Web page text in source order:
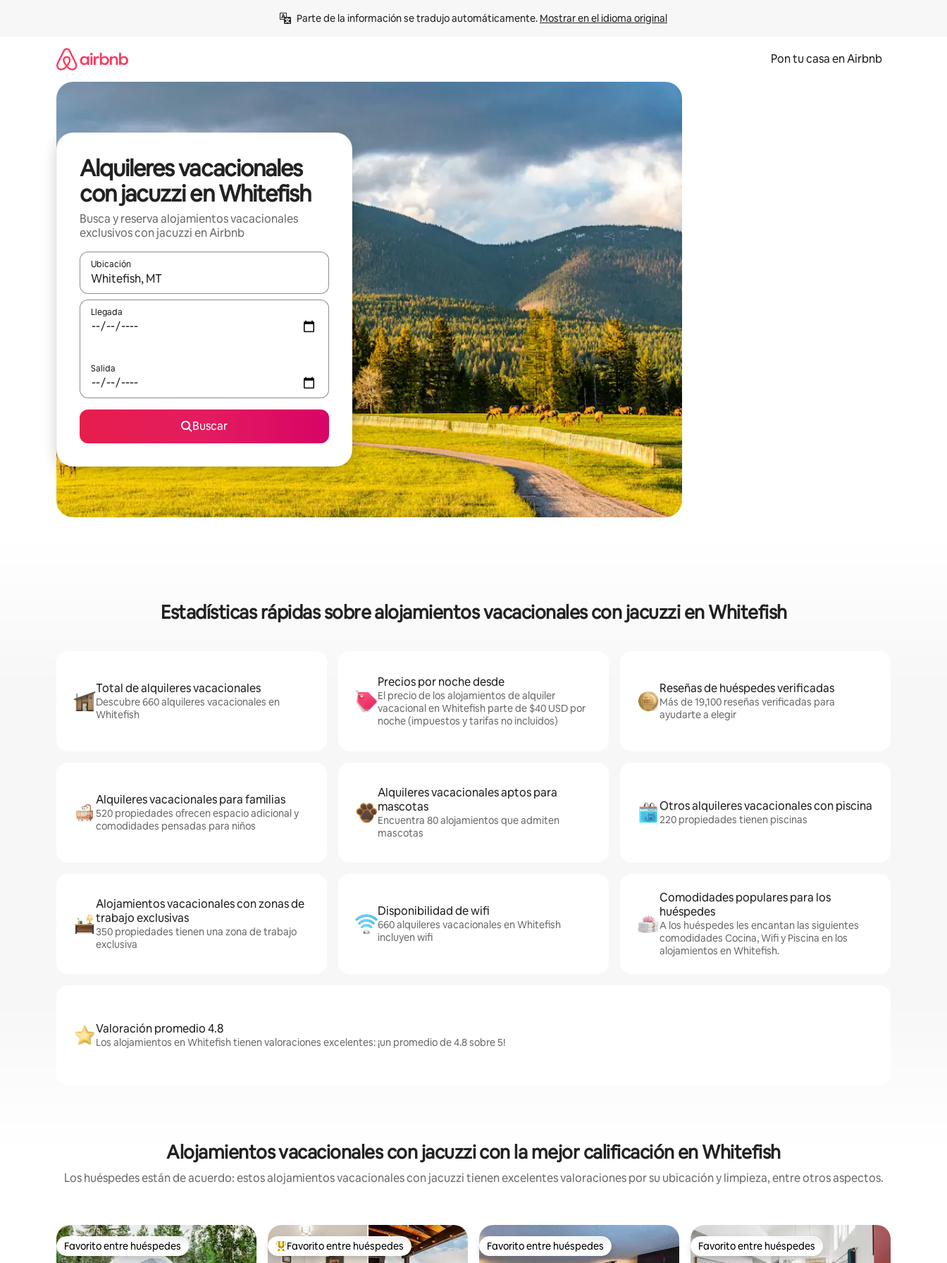
Parte de la información se tradujo automáticamente. Mostrar en el idioma original
Pon tu casa en Airbnb
Alquileres vacacionales
con jacuzzi en Whitefish
Busca y reserva alojamientos vacacionales
exclusivos con jacuzzi en Airbnb
Ubicación
Cuando los resultados estén disponibles, navega con las teclas de flecha hacia arriba y hacia abajo o explora con el tacto o desliza el dedo.
Llegada
Salida
Buscar
Estadísticas rápidas sobre alojamientos vacacionales con jacuzzi en Whitefish
Total de alquileres vacacionales
Descubre 660 alquileres vacacionales en
Whitefish
Precios por noche desde
El precio de los alojamientos de alquiler
vacacional en Whitefish parte de $40 USD por
noche (impuestos y tarifas no incluidos)
Reseñas de huéspedes verificadas
Más de 19,100 reseñas verificadas para
ayudarte a elegir
Alquileres vacacionales para familias
520 propiedades ofrecen espacio adicional y
comodidades pensadas para niños
Alquileres vacacionales aptos para
mascotas
Encuentra 80 alojamientos que admiten
mascotas
Otros alquileres vacacionales con piscina
220 propiedades tienen piscinas
Alojamientos vacacionales con zonas de
trabajo exclusivas
350 propiedades tienen una zona de trabajo
exclusiva
Disponibilidad de wifi
660 alquileres vacacionales en Whitefish
incluyen wifi
Comodidades populares para los
huéspedes
A los huéspedes les encantan las siguientes
comodidades Cocina, Wifi y Piscina en los
alojamientos en Whitefish.
Valoración promedio 4.8
Los alojamientos en Whitefish tienen valoraciones excelentes: ¡un promedio de 4.8 sobre 5!
Alojamientos vacacionales con jacuzzi con la mejor calificación en Whitefish
Los huéspedes están de acuerdo: estos alojamientos vacacionales con jacuzzi tienen excelentes valoraciones por su ubicación y limpieza, entre otros aspectos.
Favorito entre huéspedes
Favorito entre huéspedes Favorito entre huéspedes preferido
Favorito entre huéspedes Favorito entre huéspedes
Favorito entre huéspedes Favorito entre huéspedes
Favorito entre huéspedes